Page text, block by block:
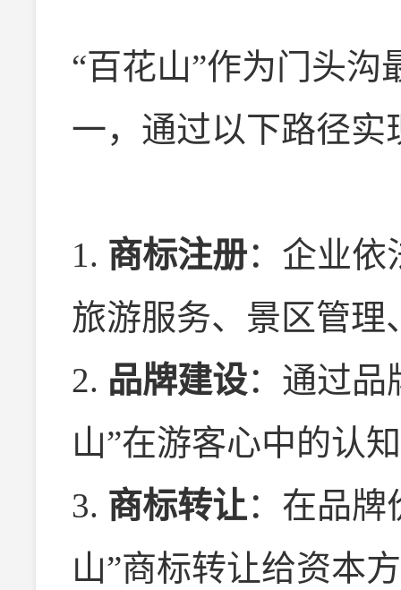
“百花山”作为门头
一，通过以下路径实
1. 商标注册：企业依
旅游服务、景区管
2. 品牌建设：通过品
山”在游客心中的认
3. 商标转让：在品牌
山”商标转让给资本